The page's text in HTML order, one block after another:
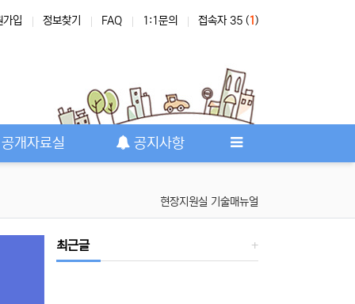
가입 정보찾기 FAQ 1:1문의 접속자 35 (1 )
개자료실 공지사항
현장지원실 기술매뉴얼
최근글